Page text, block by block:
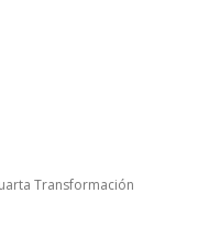
Transformación